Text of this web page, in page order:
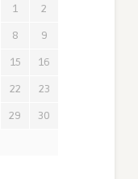
1
2
8
9
15
16
22
23
29
30